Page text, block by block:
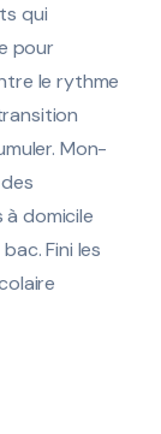
qui
pour
le rythme
Mon-
domicile
Fini les